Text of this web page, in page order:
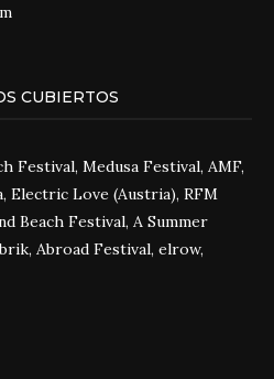
CUBIERTOS
Festival, Medusa Festival, AMF,
Electric Love (Austria), RFM
Beach Festival, A Summer
Abroad Festival, elrow,